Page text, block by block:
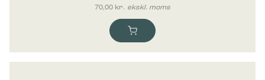
70,00 kr. ekskl. moms